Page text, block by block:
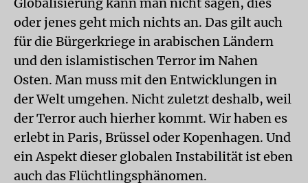
oder jenes geht mich nichts an. Das gilt auch
für die Bürgerkriege in arabischen Ländern
und den islamistischen Terror im Nahen
Osten. Man muss mit den Entwicklungen in
der Welt umgehen. Nicht zuletzt deshalb, weil
der Terror auch hierher kommt. Wir haben es
erlebt in Paris, Brüssel oder Kopenhagen. Und
ein Aspekt dieser globalen Instabilität ist eben
auch das Flüchtlingsphänomen.